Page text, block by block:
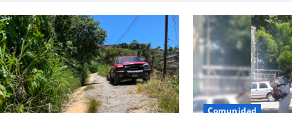
Comunidad